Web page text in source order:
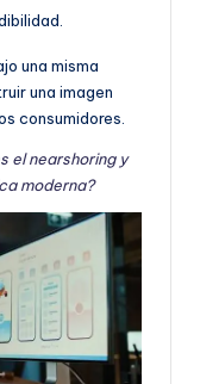
una misma
una imagen
consumidores.
el nearshoring y
moderna?